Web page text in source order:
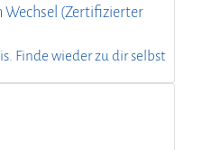
Wechsel (Zertifizierter
Finde wieder zu dir selbst